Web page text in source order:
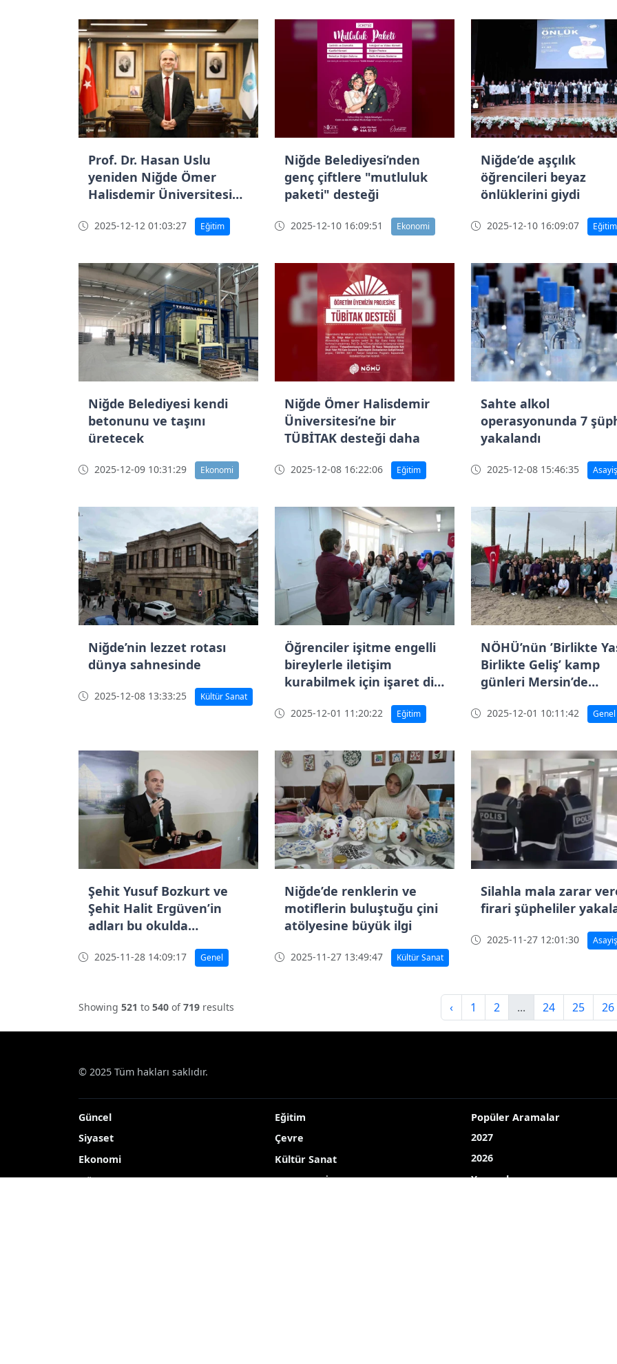
Prof. Dr. Hasan Uslu
yeniden Niğde Ömer
Halisdemir Üniversitesi
2025-12-12 01:03:27 Eğitim
Niğde Belediyesi’nden
genç çiftlere "mutluluk
paketi" desteği
2025-12-10 16:09:51 Ekonomi
Niğde’de aşçılık
öğrencileri beyaz
önlüklerini giydi
2025-12-10 16:09:07 Eğitim
Niğde Belediyesi kendi
betonunu ve taşını
üretecek
2025-12-09 10:31:29 Ekonomi
Niğde Ömer Halisdemir
Üniversitesi’ne bir
TÜBİTAK desteği daha
2025-12-08 16:22:06 Eğitim
Sahte alkol
operasyonunda 7
yakalandı
2025-12-08 15:46:35 Asayiş
Niğde’nin lezzet rotası
dünya sahnesinde
2025-12-08 13:33:25 Kültür Sanat
Öğrenciler işitme engelli
bireylerle iletişim
kurabilmek için işaret dili
2025-12-01 11:20:22 Eğitim
NÖHÜ’nün ’Birlikte
Birlikte Geliş’ kamp
günleri Mersin’de
2025-12-01 10:11:42 Genel
Şehit Yusuf Bozkurt ve
Şehit Halit Ergüven’in
adları bu okulda
2025-11-28 14:09:17 Genel
Niğde’de renklerin ve
motiflerin buluştuğu çini
atölyesine büyük ilgi
2025-11-27 13:49:47 Kültür Sanat
Silahla mala zarar
firari şüpheliler
2025-11-27 12:01:30 Asayiş
Showing 521 to 540 of719 results ‹ 1 2 ... 24 25 26
© 2025 Tüm hakları saklıdır.
Güncel
Siyaset
Ekonomi
Dünya
Eğitim
Çevre
Kültür Sanat
TEKNOLOJİ
Popüler Aramalar
2027
2026
Yayın akışı